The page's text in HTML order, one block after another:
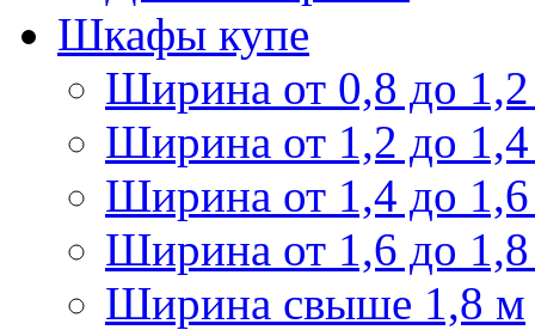
Шкафы купе
Ширина от 0,8 до
Ширина от 1,2 до
Ширина от 1,4 до
Ширина от 1,6 до
Ширина свыше 1,8 м